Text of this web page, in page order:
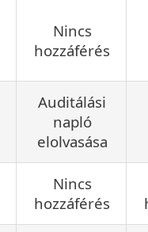
Nincs
hozzáférés
Auditálási
napló
elolvasása
Nincs
hozzáférés